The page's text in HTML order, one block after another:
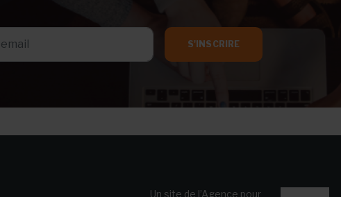
S'INSCRIRE
Un site de l’Agence pour